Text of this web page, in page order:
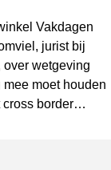
Vakdagen
jurist bij
wetgeving
moet houden
border